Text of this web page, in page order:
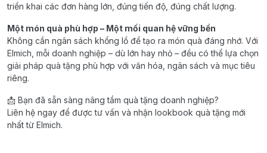
triển khai các đơn hàng lớn, đúng tiến độ, đúng chất lượng.
Một món quà phù hợp – Một mối quan hệ vững bền
Không cần ngân sách khổng lồ để tạo ra món quà đáng nhớ. Với
Elmich, mỗi doanh nghiệp – dù lớn hay nhỏ – đều có thể lựa chọn
giải pháp quà tặng phù hợp với văn hóa, ngân sách và mục tiêu
riêng.
📩 Bạn đã sẵn sàng nâng tầm quà tặng doanh nghiệp?
Liên hệ ngay để được tư vấn và nhận lookbook quà tặng mới
nhất từ Elmich.